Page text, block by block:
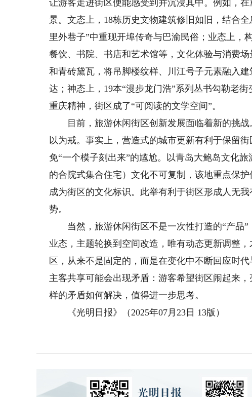
让游客走进街区便能感受到并沉浸其中。例如，
景。文态上，18栋历史文物建筑修旧如旧，结合
里外巷子”中重现开埠传奇与巴渝民俗；业态上，
餐饮、书院、书店和艺术馆等，文化体验与消费
和青砖黛瓦，将吊脚楼纹样、川江号子元素融入
达；神态上，19本“漫步龙门浩”系列丛书勾勒老
重庆精神，街区成了“可阅读的文学空间”。
目前，旅游休闲街区创新发展面临着新的挑战
以为戒。事实上，营造式的城市更新有利于保留
免“一个模子刻出来”的尴尬。以青岛大鲍岛文化
的合院式集合住宅）文化不可复制，该地重点保
成为街区的文化标识。此举有利于街区形成人无
势。
当然，旅游休闲街区不是一次性打造的“产品”
业态，主题轮换到空间改造，唯有动态更新调整
区，从来不是固定的，而是在变化中不断回应时
主客共享可能会出现矛盾：游客希望街区闹起来
样的矛盾如何解决，值得进一步思考。
《光明日报》（2025年07月23日 13版）